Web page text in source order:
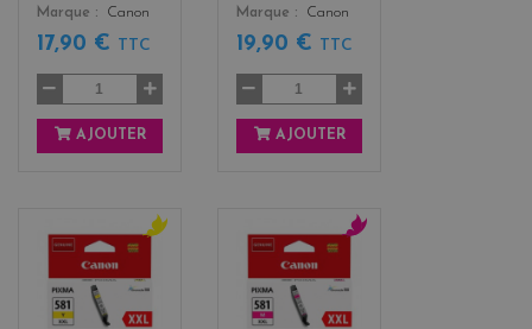
Marque
Canon
17,90 € TTC
AJOUTER
Marque
Canon
19,90 € TTC
AJOUTER
e
l
a
e